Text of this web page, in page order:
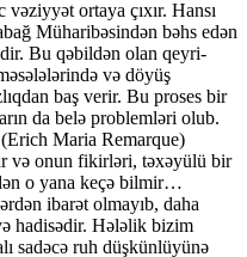
ortaya çıxır. Hansı
Müharibəsindən bəhs edən
Bu qəbildən olan qeyri-
və döyüş
baş verir. Bu proses bir
da belə problemləri olub.
Maria Remarque)
və onun fikirləri, təxəyülü bir
o yana keçə bilmir…
ibarət olmayıb, daha
hadisədir. Hələlik bizim
sadəcə ruh düşkünlüyünə